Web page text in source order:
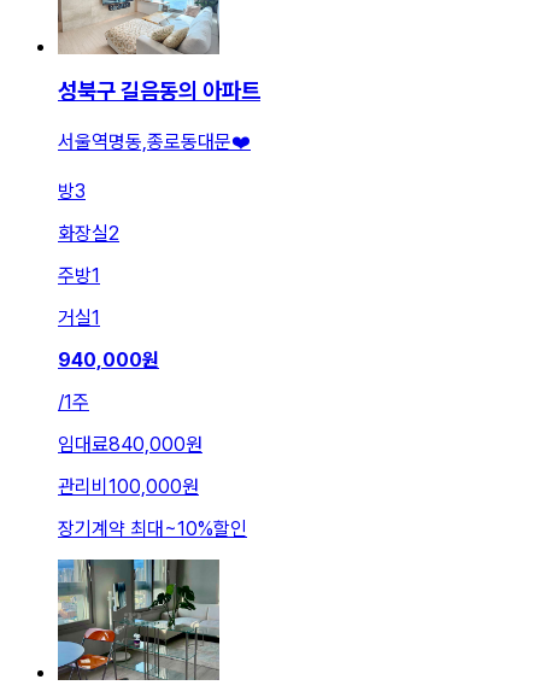
성북구 길음동의 아파트
서울역명동,종로동대문❤️
방3
화장실2
주방1
거실1
940,000원
/1주
임대료840,000원
관리비 100,000원
장기계약 최대~10%할인